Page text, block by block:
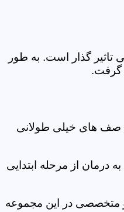
تاثیر گذار است. به طور
گرفت.
صف های خیلی طولانی
از مرحله ابتدایی
و متخصصی در این مجموعه